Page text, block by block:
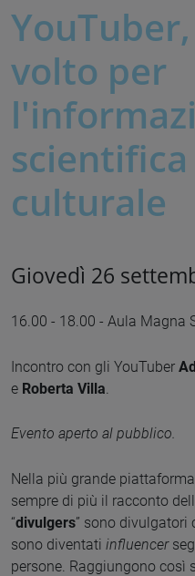
volto per
scientifica
culturale
Giovedì 26
16.00 - 18.00 - Aula Magna
Incontro con gli YouTuber
e Roberta Villa
Evento aperto al pubblico.
Nella più grande
sempre di più il racconto
“divulgers” sono divulgatori
sono diventati influencer
persone. Raggiungono così